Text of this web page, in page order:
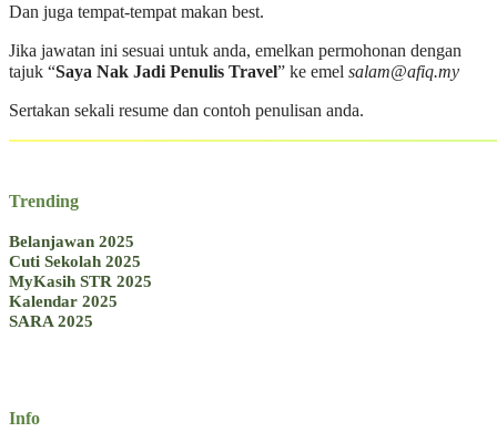
Dan juga tempat-tempat makan best.
Jika jawatan ini sesuai untuk anda, emelkan permohonan dengan
tajuk “Saya Nak Jadi Penulis Travel” ke emel salam@afiq.my
Sertakan sekali resume dan contoh penulisan anda.
Trending
Belanjawan 2025
Cuti Sekolah 2025
MyKasih STR 2025
Kalendar 2025
SARA 2025
Info